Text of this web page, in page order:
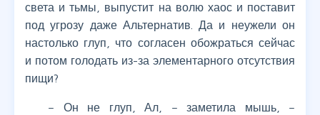
света и тьмы, выпустит на волю хаос и поставит
под угрозу даже Альтернатив. Да и неужели он
настолько глуп, что согласен обожраться сейчас
и потом голодать из-за элементарного отсутствия
пищи?
– Он не глуп, Ал, – заметила мышь, –